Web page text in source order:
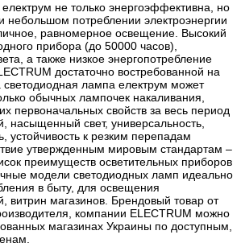
не только энергоэффективна, но
небольшом потреблении электроэнергии
равномерное освещение. Высокий
прибора (до 50000 часов),
а также низкое энергопотребление
достаточно востребованной на
лампа електрум может
обычных лампочек накаливания,
первоначальных свойств за весь период
насыщенный свет, универсальность,
устойчивость к резким перепадам
утвержденным мировым стандартам –
преимуществ осветительных приборов
модели светодиодных ламп идеально
в быту, для освещения
витрин магазинов. Брендовый товар от
компании ELECTRUM можно
магазинах Украины по доступным,